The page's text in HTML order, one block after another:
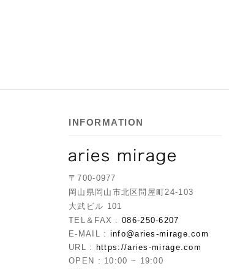
INFORMATION
〒700-0977
岡山県岡山市北区問屋町24-103
大武ビル 101
TEL＆FAX : 086-250-6207
E-MAIL : info@aries-mirage.com
URL :
https://aries-mirage.com
OPEN : 10:00 ~ 19:00